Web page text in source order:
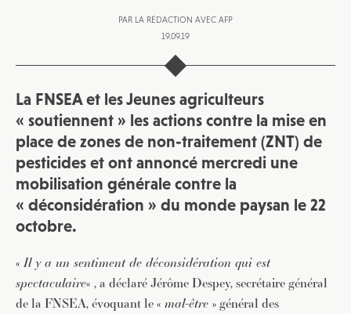
PAR LA RÉDACTION AVEC AFP
19.09.19
La FNSEA et les Jeunes agriculteurs
« soutiennent » les actions contre la mise en
place de zones de non-traitement (ZNT) de
pesticides et ont annoncé mercredi une
mobilisation générale contre la
« déconsidération » du monde paysan le 22
octobre.
«Il y a un sentiment de déconsidération qui est
spectaculaire« , a déclaré Jérôme Despey, secrétaire général
de la FNSEA, évoquant le « mal-être » général des